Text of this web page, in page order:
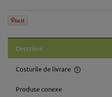
Descriere
Costurile de livrare
Prețul nu include eventualele
Produse conexe